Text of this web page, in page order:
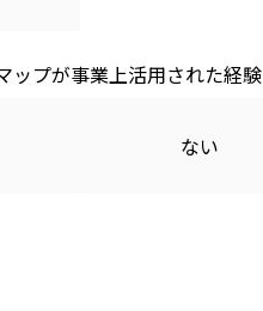
ップが事業上活用された経験
ない